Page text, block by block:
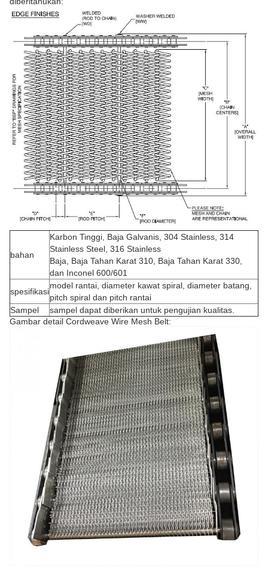
bahan
Karbon Tinggi, Baja Galvanis, 304 Stainless, 314
Stainless Steel, 316 Stainless
Baja, Baja Tahan Karat 310, Baja Tahan Karat 330,
dan Inconel 600/601
spesifikasi
model rantai, diameter kawat spiral, diameter batang,
pitch spiral dan pitch rantai
Sampel
sampel dapat diberikan untuk pengujian kualitas.
Gambar detail Cordweave Wire Mesh Belt: